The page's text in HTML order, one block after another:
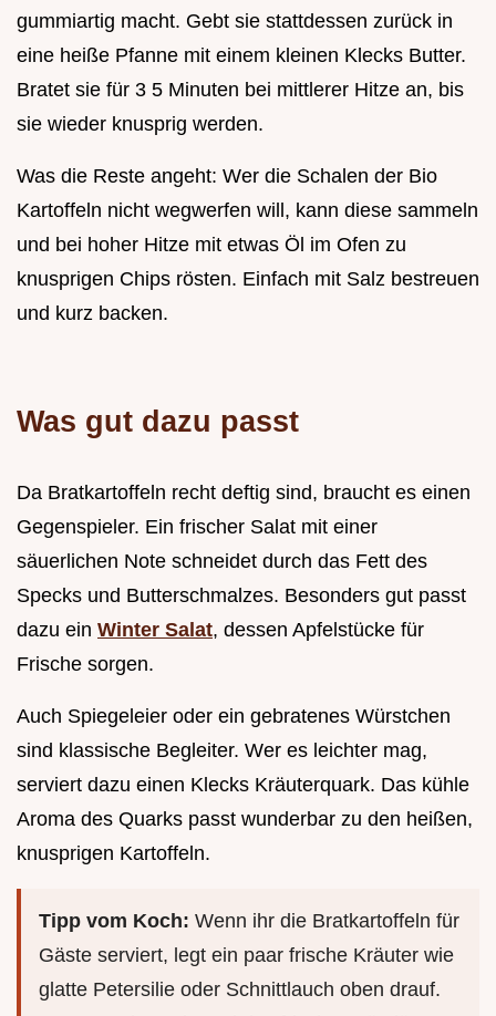
gummiartig macht. Gebt sie stattdessen zurück in
eine heiße Pfanne mit einem kleinen Klecks Butter.
Bratet sie für 3 5 Minuten bei mittlerer Hitze an, bis
sie wieder knusprig werden.
Was die Reste angeht: Wer die Schalen der Bio
Kartoffeln nicht wegwerfen will, kann diese sammeln
und bei hoher Hitze mit etwas Öl im Ofen zu
knusprigen Chips rösten. Einfach mit Salz bestreuen
und kurz backen.
Was gut dazu passt
Da Bratkartoffeln recht deftig sind, braucht es einen
Gegenspieler. Ein frischer Salat mit einer
säuerlichen Note schneidet durch das Fett des
Specks und Butterschmalzes. Besonders gut passt
dazu ein Winter Salat, dessen Apfelstücke für
Frische sorgen.
Auch Spiegeleier oder ein gebratenes Würstchen
sind klassische Begleiter. Wer es leichter mag,
serviert dazu einen Klecks Kräuterquark. Das kühle
Aroma des Quarks passt wunderbar zu den heißen,
knusprigen Kartoffeln.
Tipp vom Koch: Wenn ihr die Bratkartoffeln für
Gäste serviert, legt ein paar frische Kräuter wie
glatte Petersilie oder Schnittlauch oben drauf.